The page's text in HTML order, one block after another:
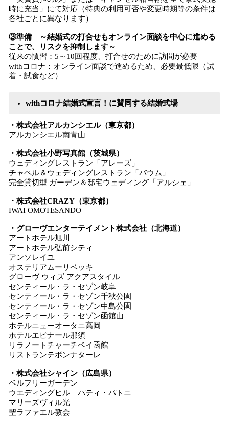
時に充当」にて対応（特典の利用可否や変更時期等の条件は
各社ごとに異なります）
③準備 ～結婚式の打合せもオンライン面談を中心に進める
ことで、リスクを抑制します～
従来の慣習：5～10回程度、打合せのために訪問が必要
withコロナ：オンライン面談で進めるため、必要最低限（試
着・試食など）
withコロナ結婚式宣言！に賛同する結婚式場
・株式会社アルカンシエル（東京都）
アルカンシエル南青山
・株式会社小野写真館（茨城県）
ウェディングレストラン「アレーズ」
チャペル＆ウェディングレストラン「バウム」
完全貸切型 ガーデン＆邸宅ウェディング「アルシェ」
・株式会社CRAZY（東京都）
IWAI OMOTESANDO
・グローヴエンターテイメント株式会社（北海道）
アートホテル旭川
アートホテル弘前シティ
アンソレイユ
オステリアムーリベッキ
グローヴ ウィズ アクアスタイル
センティール・ラ・セゾン岐阜
センティール・ラ・セゾン千秋公園
センティール・ラ・セゾン中島公園
センティール・ラ・セゾン函館山
ホテルニューオータニ高岡
ホテルエピナール那須
リラノートチャーチベイ函館
リストランテボンナターレ
・株式会社シャイン（広島県）
ベルフリーガーデン
ウエディングヒル パティ・パトニ
マリーズヴィル光
聖ラファエル教会